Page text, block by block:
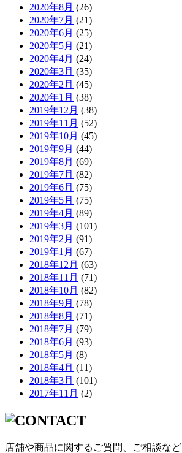
2020年8月 (26)
2020年7月 (21)
2020年6月 (25)
2020年5月 (21)
2020年4月 (24)
2020年3月 (35)
2020年2月 (45)
2020年1月 (38)
2019年12月 (38)
2019年11月 (52)
2019年10月 (45)
2019年9月 (44)
2019年8月 (69)
2019年7月 (82)
2019年6月 (75)
2019年5月 (75)
2019年4月 (89)
2019年3月 (101)
2019年2月 (91)
2019年1月 (67)
2018年12月 (63)
2018年11月 (71)
2018年10月 (82)
2018年9月 (78)
2018年8月 (71)
2018年7月 (79)
2018年6月 (93)
2018年5月 (8)
2018年4月 (11)
2018年3月 (101)
2017年11月 (2)
店舗や商品に関するご質問、ご相談など